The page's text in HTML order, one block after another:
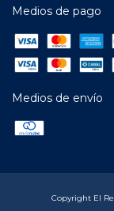
Medios de pago
Medios de envío
Copyright El